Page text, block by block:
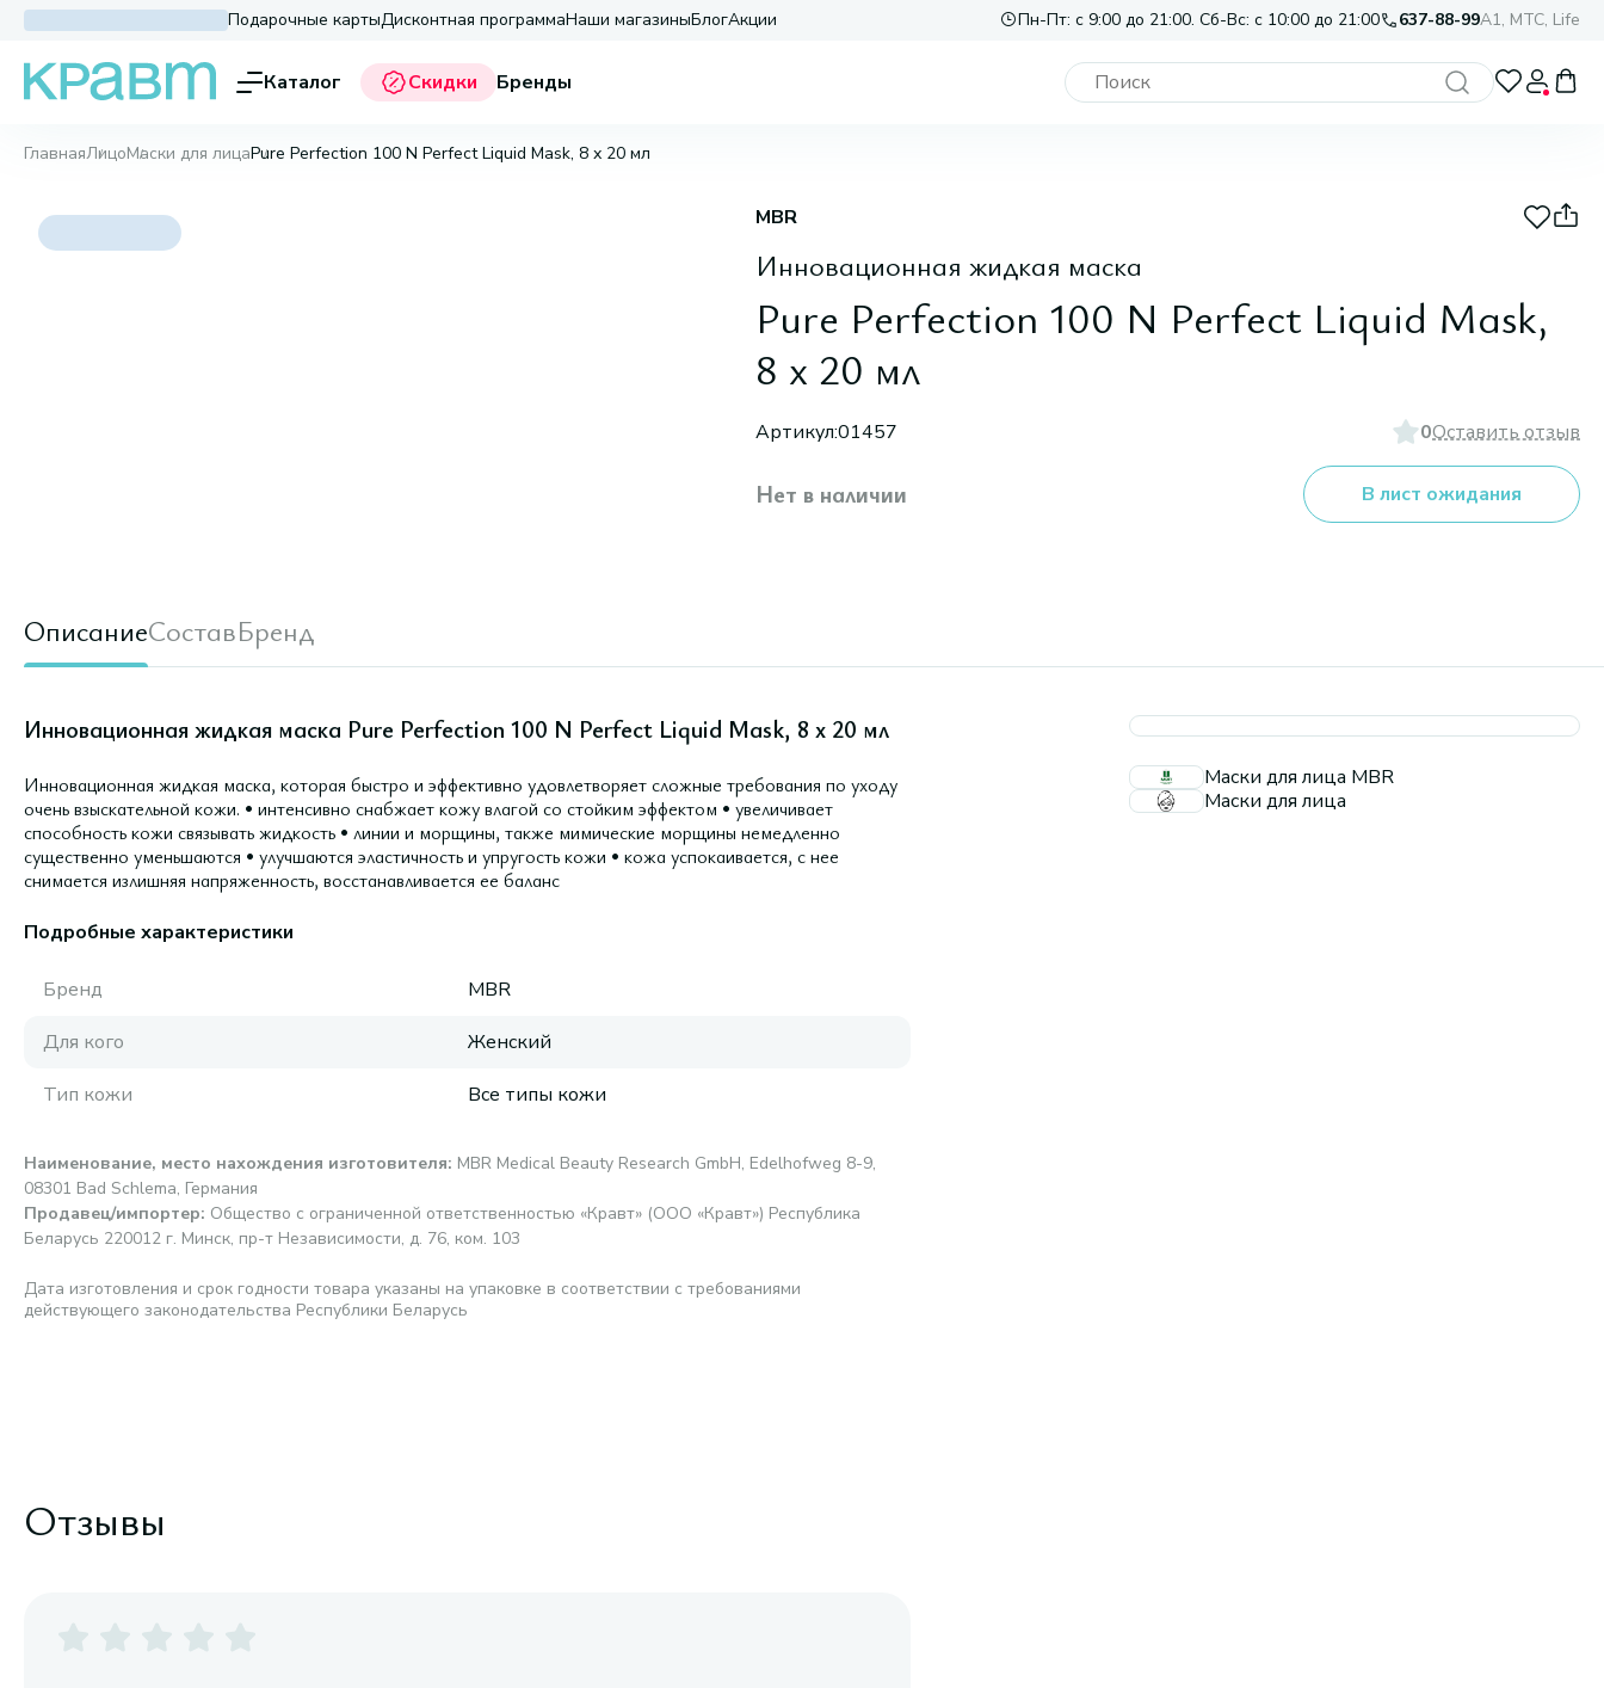
Подарочные картыДисконтная программаНаши магазиныБлогАкции Пн-Пт: с 9:00 до 21:00. Сб-Вс: с 10:00 до 21:00 637-88-99A1, МТС, Life
Каталог Скидки Бренды
ГлавнаяЛицоМаски для лицаPure Perfection 100 N Perfect Liquid Mask, 8 х 20 мл
MBR
Инновационная жидкая маска
Pure Perfection 100 N Perfect Liquid Mask,
8 х 20 мл
Артикул:01457 0Оставить отзыв
Нет в наличии В лист ожидания
ОписаниеСоставБренд
Инновационная жидкая маска Pure Perfection 100 N Perfect Liquid Mask, 8 х 20 мл
Инновационная жидкая маска, которая быстро и эффективно удовлетворяет сложные требования по уходу
очень взыскательной кожи. • интенсивно снабжает кожу влагой со стойким эффектом • увеличивает
способность кожи связывать жидкость • линии и морщины, также мимические морщины немедленно
существенно уменьшаются • улучшаются эластичность и упругость кожи • кожа успокаивается, с нее
снимается излишняя напряженность, восстанавливается ее баланс
Подробные характеристики
Бренд
MBR
Для кого
Женский
Тип кожи
Все типы кожи
Наименование, место нахождения изготовителя: MBR Medical Beauty Research GmbH, Edelhofweg 8-9,
08301 Bad Schlema, Германия
Продавец/импортер: Общество с ограниченной ответственностью «Кравт» (ООО «Кравт») Республика
Беларусь 220012 г. Минск, пр-т Независимости, д. 76, ком. 103
Дата изготовления и срок годности товара указаны на упаковке в соответствии с требованиями
действующего законодательства Республики Беларусь
Маски для лица MBR
Маски для лица
Отзывы